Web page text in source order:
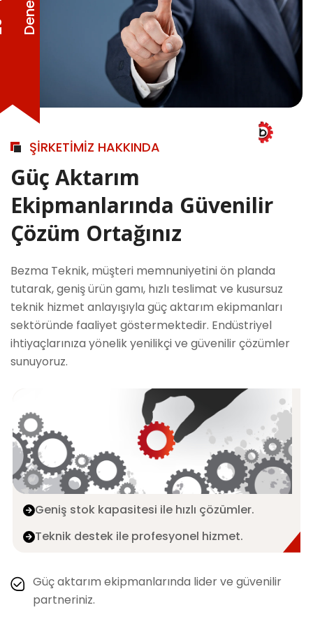
ŞİRKETİMİZ HAKKINDA
Güç Aktarım
Ekipmanlarında Güvenilir
Çözüm Ortağınız
Bezma Teknik, müşteri memnuniyetini ön planda
tutarak, geniş ürün gamı, hızlı teslimat ve kusursuz
teknik hizmet anlayışıyla güç aktarım ekipmanları
sektöründe faaliyet göstermektedir. Endüstriyel
ihtiyaçlarınıza yönelik yenilikçi ve güvenilir çözümler
sunuyoruz.
Geniş stok kapasitesi ile hızlı çözümler.
Teknik destek ile profesyonel hizmet.
Güç aktarım ekipmanlarında lider ve güvenilir
partneriniz.